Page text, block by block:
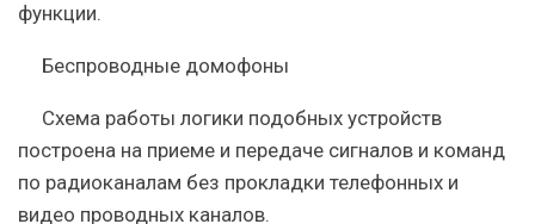
функции.
Беспроводные домофоны
Схема работы логики подобных устройств
построена на приеме и передаче сигналов и команд
по радиоканалам без прокладки телефонных и
видео проводных каналов.